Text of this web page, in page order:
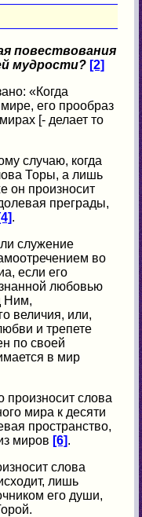
повествования
мудрости? [2]
«Когда
его прообраз
[- делает то
случаю, когда
Торы, а лишь
он произносит
преграды,
[4].
служение
во
если его
любовью
Ним,
величия, или,
и трепете
по своей
в мир
произносит слова
мира к десяти
пространство,
миров [6].
слова
лишь
его души,